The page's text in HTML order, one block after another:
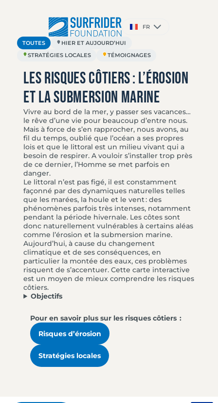
une
langue
FR
TOUTES
HIER ET AUJOURD’HUI
STRATÉGIES LOCALES
TÉMOIGNAGES
Les risques côtiers : l’érosion
et la submersion marine
Vivre au bord de la mer, y passer ses vacances…
le rêve d’une vie pour beaucoup d’entre nous.
Mais à force de s’en rapprocher, nous avons, au
fil du temps, oublié que l’océan a ses propres
lois et que le littoral est un milieu vivant qui a
besoin de respirer. A vouloir s’installer trop près
de ce dernier, l’Homme se met parfois en
danger.
Le littoral n’est pas figé, il est constamment
façonné par des dynamiques naturelles telles
que les marées, la houle et le vent : des
phénomènes parfois très intenses, notamment
pendant la période hivernale. Les côtes sont
donc naturellement vulnérables à certains aléas
comme l’érosion et la submersion marine.
Aujourd’hui, à cause du changement
climatique et de ses conséquences, en
particulier la montée des eaux, ces problèmes
risquent de s’accentuer. Cette carte interactive
est un moyen de mieux comprendre les risques
côtiers.
Objectifs
Pour en savoir plus sur les risques côtiers :
Risques d’érosion
Stratégies locales